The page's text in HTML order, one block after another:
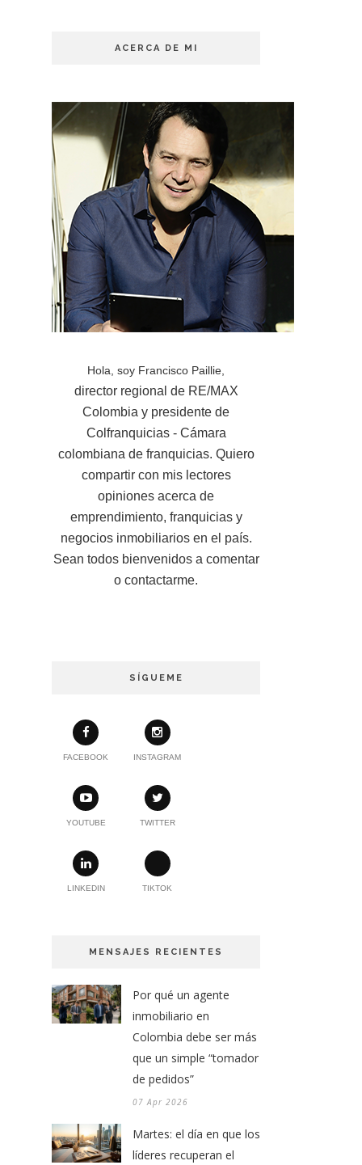
ACERCA DE MI
Hola, soy Francisco Paillie,
director regional de RE/MAX
Colombia y presidente de
Colfranquicias - Cámara
colombiana de franquicias. Quiero
compartir con mis lectores
opiniones acerca de
emprendimiento, franquicias y
negocios inmobiliarios en el país.
Sean todos bienvenidos a comentar
o contactarme.
SÍGUEME
FACEBOOK INSTAGRAM
YOUTUBE TWITTER
LINKEDIN TIKTOK
MENSAJES RECIENTES
Por qué un agente
inmobiliario en
Colombia debe ser más
que un simple “tomador
de pedidos”
07 Apr 2026
Martes: el día en que los
líderes recuperan el